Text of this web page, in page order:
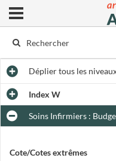
Archives
Ouvrir le menu déroulant
Dépliertous les
Index W
Soins Infirmiers :
Cote/Cotes extrêmes